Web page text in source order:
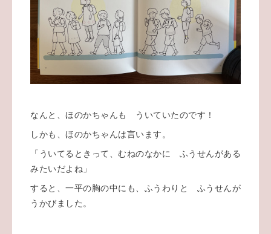
なんと、ほのかちゃんも ういていたのです！
しかも、ほのかちゃんは言います。
「ういてるときって、むねのなかに ふうせんがある
みたいだよね」
すると、一平の胸の中にも、ふうわりと ふうせんが
うかびました。